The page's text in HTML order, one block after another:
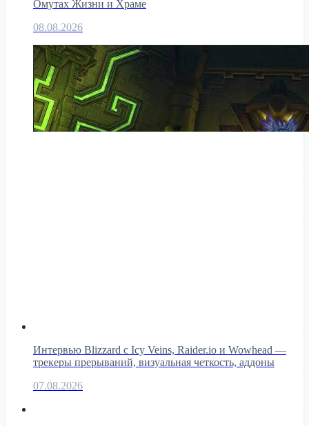
Омутах Жизни и Храме
08.08.2026
Интервью Blizzard с Icy Veins, Raider.io и Wowhead —
трекеры прерываний, визуальная четкость, аддоны
07.08.2026